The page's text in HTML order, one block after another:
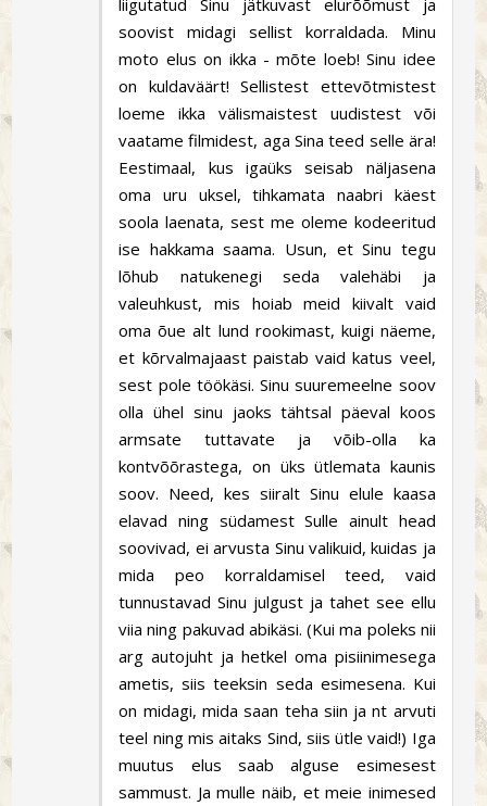
liigutatud Sinu jätkuvast elurõõmust ja
soovist midagi sellist korraldada. Minu
moto elus on ikka - mõte loeb! Sinu idee
on kuldaväärt! Sellistest ettevõtmistest
loeme ikka välismaistest uudistest või
vaatame filmidest, aga Sina teed selle ära!
Eestimaal, kus igaüks seisab näljasena
oma uru uksel, tihkamata naabri käest
soola laenata, sest me oleme kodeeritud
ise hakkama saama. Usun, et Sinu tegu
lõhub natukenegi seda valehäbi ja
valeuhkust, mis hoiab meid kiivalt vaid
oma õue alt lund rookimast, kuigi näeme,
et kõrvalmajaast paistab vaid katus veel,
sest pole töökäsi. Sinu suuremeelne soov
olla ühel sinu jaoks tähtsal päeval koos
armsate tuttavate ja võib-olla ka
kontvõõrastega, on üks ütlemata kaunis
soov. Need, kes siiralt Sinu elule kaasa
elavad ning südamest Sulle ainult head
soovivad, ei arvusta Sinu valikuid, kuidas ja
mida peo korraldamisel teed, vaid
tunnustavad Sinu julgust ja tahet see ellu
viia ning pakuvad abikäsi. (Kui ma poleks nii
arg autojuht ja hetkel oma pisiinimesega
ametis, siis teeksin seda esimesena. Kui
on midagi, mida saan teha siin ja nt arvuti
teel ning mis aitaks Sind, siis ütle vaid!) Iga
muutus elus saab alguse esimesest
sammust. Ja mulle näib, et meie inimesed